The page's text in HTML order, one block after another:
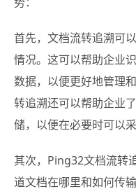
首先，文档流转追溯可
情况。这可以帮助企业
数据，以便更好地管理
转追溯还可以帮助企业
储，以便在必要时可以
其次，Ping32文档流转
道文档在哪里和如何传